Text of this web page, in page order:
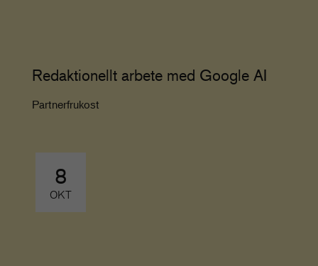
Redaktionellt arbete med Google AI
Partnerfrukost
8
OKT